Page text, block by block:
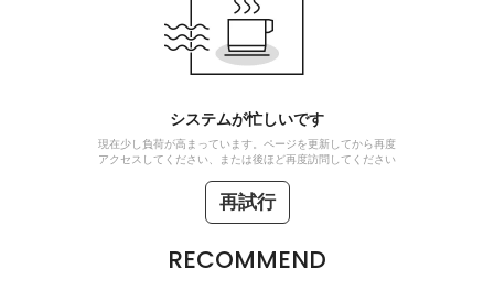
システムが忙しいです
現在少し負荷が高まっています。ページを更新してから再度
アクセスしてください、または後ほど再度訪問してください
再試行
RECOMMEND